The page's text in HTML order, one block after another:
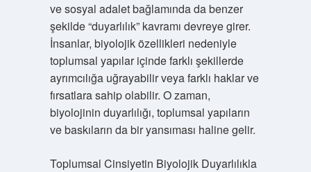
ve sosyal adalet bağlamında da benzer
şekilde “duyarlılık” kavramı devreye girer.
İnsanlar, biyolojik özellikleri nedeniyle
toplumsal yapılar içinde farklı şekillerde
ayrımcılığa uğrayabilir veya farklı haklar ve
fırsatlara sahip olabilir. O zaman,
biyolojinin duyarlılığı, toplumsal yapıların
ve baskıların da bir yansıması haline gelir.
Toplumsal Cinsiyetin Biyolojik Duyarlılıkla